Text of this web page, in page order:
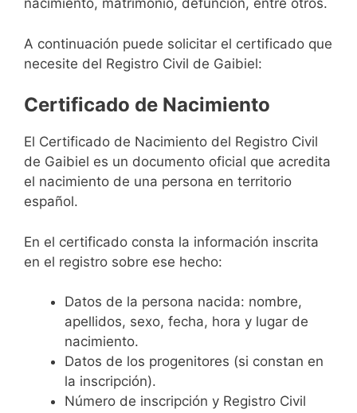
nacimiento, matrimonio, defunción, entre otros.
A continuación puede solicitar el certificado que
necesite del Registro Civil de Gaibiel:
Certificado de Nacimiento
El Certificado de Nacimiento del Registro Civil
de Gaibiel es un documento oficial que acredita
el nacimiento de una persona en territorio
español.
En el certificado consta la información inscrita
en el registro sobre ese hecho:
Datos de la persona nacida: nombre,
apellidos, sexo, fecha, hora y lugar de
nacimiento.
Datos de los progenitores (si constan en
la inscripción).
Número de inscripción y Registro Civil